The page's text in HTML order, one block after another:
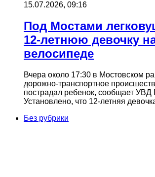
15.07.2026, 09:16
Под Мостами
12-летнюю девочку
велосипеде
Вчера около 17:30 в Мостовском
дорожно-транспортное
пострадал ребенок, сообщает УВД
Установлено, что 12-летняя
Без рубрики